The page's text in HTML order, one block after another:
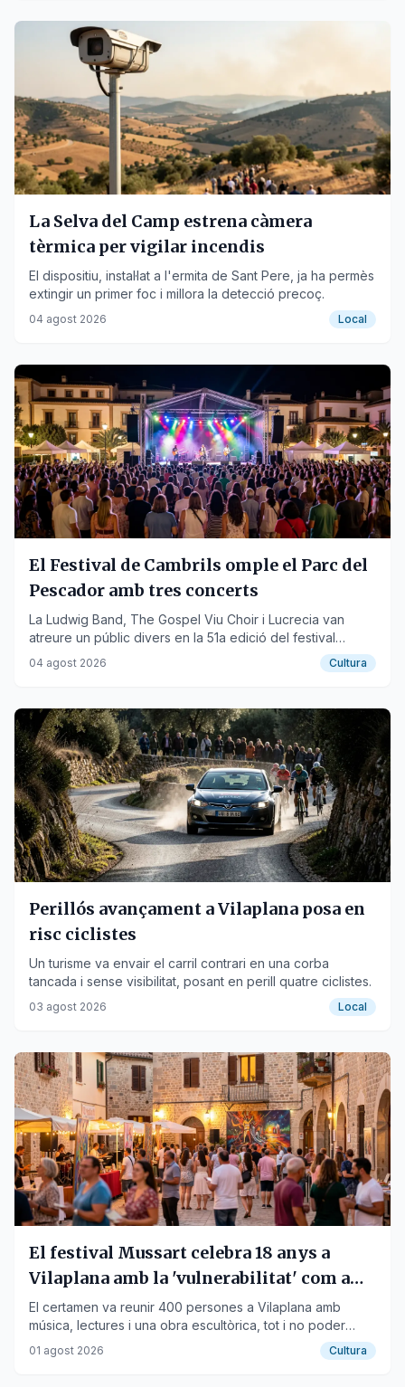
La Selva del Camp estrena càmera
tèrmica per vigilar incendis
El dispositiu, instal·lat a l'ermita de Sant Pere, ja ha permès
extingir un primer foc i millora la detecció precoç.
04 agost 2026 Local
El Festival de Cambrils omple el Parc del
Pescador amb tres concerts
La Ludwig Band, The Gospel Viu Choir i Lucrecia van
atreure un públic divers en la 51a edició del festival
musical.
04 agost 2026 Cultura
Perillós avançament a Vilaplana posa en
risc ciclistes
Un turisme va envair el carril contrari en una corba
tancada i sense visibilitat, posant en perill quatre ciclistes.
03 agost 2026 Local
El festival Mussart celebra 18 anys a
Vilaplana amb la 'vulnerabilitat' com a
eix
El certamen va reunir 400 persones a Vilaplana amb
música, lectures i una obra escultòrica, tot i no poder
celebrar-se a la Mussara per risc d'incendi.
01 agost 2026 Cultura